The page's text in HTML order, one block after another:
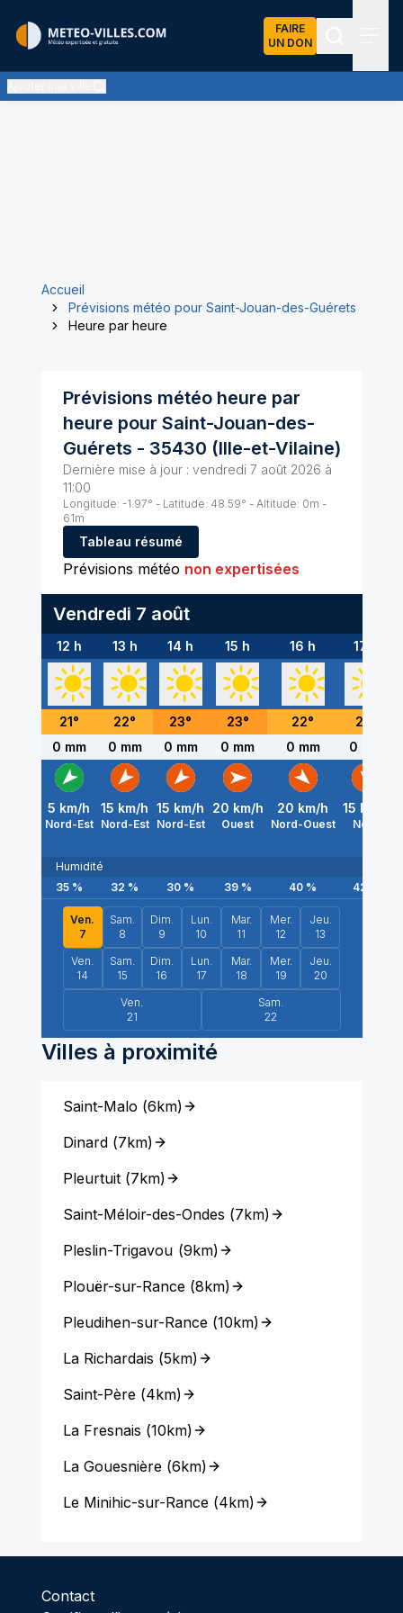
FAIRE
UN DON
Accueil
Prévisions météo pour Saint-Jouan-des-Guérets
Heure par heure
Prévisions météo heure par
heure pour Saint-Jouan-des-
Guérets - 35430 (Ille-et-Vilaine)
Dernière mise à jour : vendredi 7 août 2026 à
11:00
Longitude: -1.97° - Latitude: 48.59° - Altitude: 0m -
61m
Tableau résumé
Prévisions météo non expertisées
Vendredi 7 août
12 h 13 h 14 h 15 h 16 h 17 h
21° 22° 23° 23° 22° 22
0 mm
0 mm 0 mm 0 mm 0 mm 0 mm
5 km/h
Nord-Est
15 km/h
Nord-Est
15 km/h
Nord-Est
20 km/h
Ouest
20 km/h
Nord-Ouest
15 km/h
Nord
Humidité
35% 32 % 30 % 39% 40 % 42
Ven.
7
Sam.
8
Dim.
9
Lun.
10
Mar.
11
Mer.
12
Jeu.
13
Ven.
14
Sam.
15
Dim.
16
Lun.
17
Mar.
18
Mer.
19
Jeu.
20
Ven.
21
Sam.
22
Villes à proximité
Saint-Malo (6km)
Dinard(7km)
Pleurtuit(7km)
Saint-Méloir-des-Ondes (7km)
Pleslin-Trigavou (9km)
Plouër-sur-Rance(8km)
Pleudihen-sur-Rance(10km)
La Richardais (5km)
Saint-Père(4km)
La Fresnais (10km)
La Gouesnière(6km)
Le Minihic-sur-Rance(4km)
Contact